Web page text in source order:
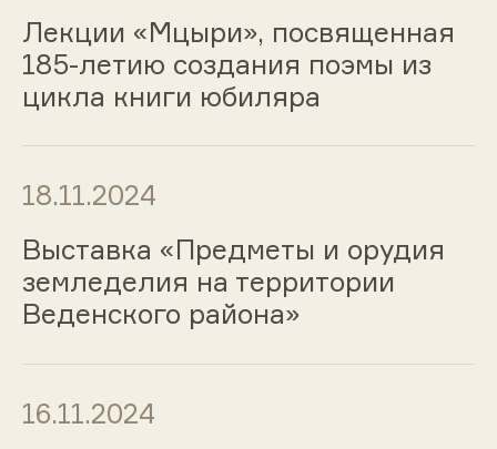
Лекции «Мцыри», посвященная
185-летию создания поэмы из
цикла книги юбиляра
18.11.2024
Выставка «Предметы и орудия
земледелия на территории
Веденского района»
16.11.2024